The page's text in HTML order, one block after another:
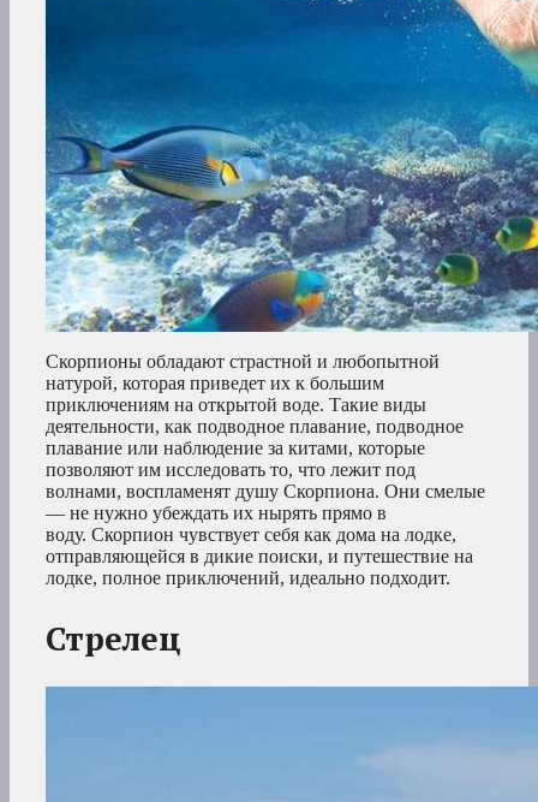
Скорпионы обладают страстной и любопытной
натурой, которая приведет их к большим
приключениям на открытой воде. Такие виды
деятельности, как подводное плавание, подводное
плавание или наблюдение за китами, которые
позволяют им исследовать то, что лежит под
волнами, воспламенят душу Скорпиона. Они смелые
— не нужно убеждать их нырять прямо в
воду. Скорпион чувствует себя как дома на лодке,
отправляющейся в дикие поиски, и путешествие на
лодке, полное приключений, идеально подходит.
Стрелец